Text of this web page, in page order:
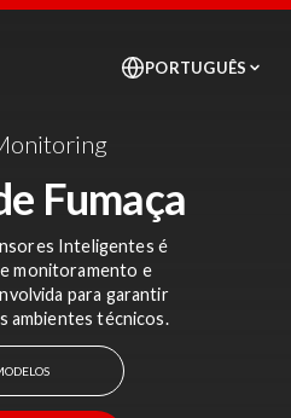
Fumaça
Inteligentes é
monitoramento e
para garantir
ambientes técnicos.